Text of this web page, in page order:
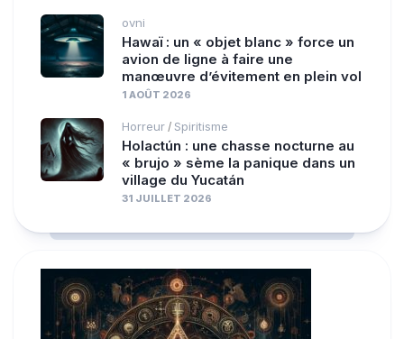
ovni
Hawaï : un « objet blanc » force un
avion de ligne à faire une
manœuvre d’évitement en plein vol
1 AOÛT 2026
Horreur / Spiritisme
Holactún : une chasse nocturne au
« brujo » sème la panique dans un
village du Yucatán
31 JUILLET 2026